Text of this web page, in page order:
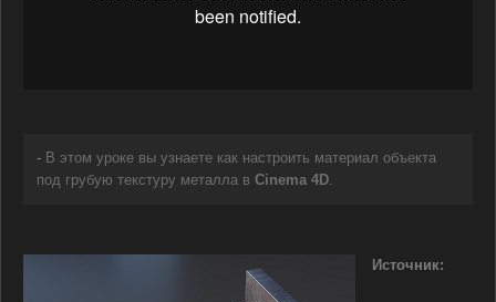
- В этом уроке вы узнаете как настроить материал объекта
под грубую текстуру металла в Cinema 4D.
Источник: